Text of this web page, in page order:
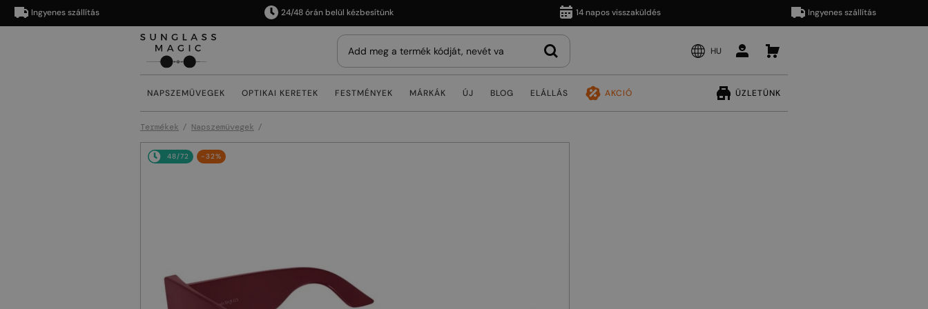
Ingyenes szállítás 24/48 órán belül kézbesítünk 14 napos visszaküldés Ingyenes szállítás
HU
NAPSZEMÜVEGEK OPTIKAI KERETEK FESTMÉNYEK MÁRKÁK ÚJ BLOG ELÁLLÁS AKCIÓ ÜZLETÜNK
Termékek Napszemüvegek
48/72 -32%